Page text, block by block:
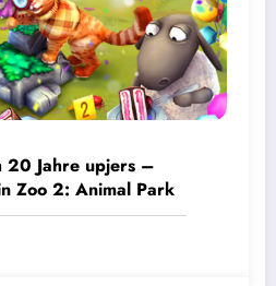
20 Jahre upjers –
Zoo 2: Animal Park